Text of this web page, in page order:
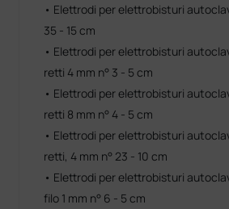
• Elettrodi per elettrobisturi
35 - 15 cm
• Elettrodi per elettrobisturi
retti 4 mm n° 3 - 5 cm
• Elettrodi per elettrobisturi
retti 8 mm n° 4 - 5 cm
• Elettrodi per elettrobisturi
retti, 4 mm n° 23 - 10 cm
• Elettrodi per elettrobisturi
filo 1 mm n° 6 - 5 cm